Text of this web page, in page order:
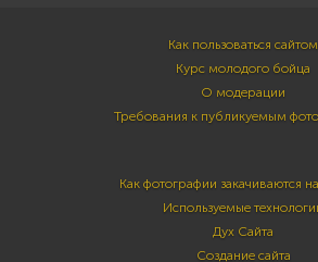
Как пользоваться сайтом
Курс молодого бойца
О модерации
Требования к публикуемым
Как фотографии закачиваются
Используемые
Дух Сайта
Создание сайта